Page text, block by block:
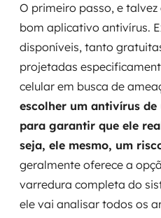
O primeiro passo, e
bom aplicativo antivírus.
disponíveis, tanto
projetadas
celular em busca de
escolher um antivírus
para garantir que ele
seja, ele mesmo, um
geralmente oferece a
varredura completa do
ele vai analisar todos os